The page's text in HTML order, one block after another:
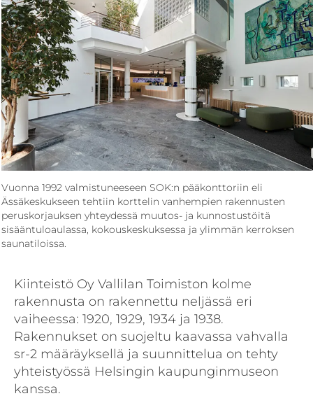
Vuonna 1992 valmistuneeseen SOK:n pääkonttoriin eli
Ässäkeskukseen tehtiin korttelin vanhempien rakennusten
peruskorjauksen yhteydessä muutos- ja kunnostustöitä
sisääntuloaulassa, kokouskeskuksessa ja ylimmän kerroksen
saunatiloissa.
Kiinteistö Oy Vallilan Toimiston kolme
rakennusta on rakennettu neljässä eri
vaiheessa: 1920, 1929, 1934 ja 1938.
Rakennukset on suojeltu kaavassa vahvalla
sr-2 määräyksellä ja suunnittelua on tehty
yhteistyössä Helsingin kaupunginmuseon
kanssa.